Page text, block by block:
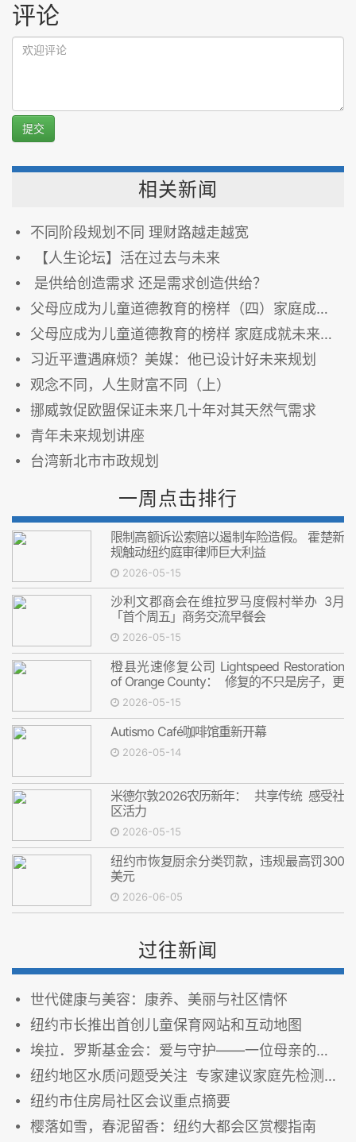
评论
提交
相关新闻
不同阶段规划不同 理财路越走越宽
【人生论坛】活在过去与未来
是供给创造需求 还是需求创造供给？
父母应成为儿童道德教育的榜样（四）家庭成就未来
父母应成为儿童道德教育的榜样 家庭成就未来（三）
习近平遭遇麻烦？美媒：他已设计好未来规划
观念不同，人生财富不同（上）
挪威敦促欧盟保证未来几十年对其天然气需求
青年未来规划讲座
台湾新北市市政规划
一周点击排行
限制高额诉讼索赔以遏制车险造假。 霍楚新
规触动纽约庭审律师巨大利益
2026-05-15
沙利文郡商会在维拉罗马度假村举办 3月
「首个周五」商务交流早餐会
2026-05-15
橙县光速修复公司 Lightspeed Restoration
of Orange County： 修复的不只是房子，更
是安心
2026-05-15
Autismo Café咖啡馆重新开幕
2026-05-14
米德尔敦2026农历新年： 共享传统 感受社
区活力
2026-05-15
纽约市恢复厨余分类罚款，违规最高罚300
美元
2026-06-05
过往新闻
世代健康与美容：康养、美丽与社区情怀
纽约市长推出首创儿童保育网站和互动地图
埃拉．罗斯基金会：爱与守护——一位母亲的心路历程
纽约地区水质问题受关注 专家建议家庭先检测饮用水
纽约市住房局社区会议重点摘要
樱落如雪，春泥留香：纽约大都会区赏樱指南